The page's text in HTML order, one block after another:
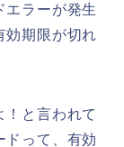
エラーが発生
効期限が切れ
！と言われて
ドって、有効